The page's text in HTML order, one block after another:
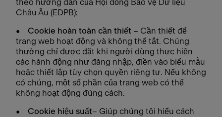
theo hướng dẫn của Hội đồng Bảo vệ Dữ liệu
Châu Âu (EDPB):
• Cookie hoàn toàn cần thiết – Cần thiết để
trang web hoạt động và không thể tắt. Chúng
thường chỉ được đặt khi người dùng thực hiện
các hành động như đăng nhập, điền vào biểu mẫu
hoặc thiết lập tùy chọn quyền riêng tư. Nếu không
có chúng, một số phần của trang web có thể
không hoạt động đúng cách.
• Cookie hiệu suất– Giúp chúng tôi hiểu cách